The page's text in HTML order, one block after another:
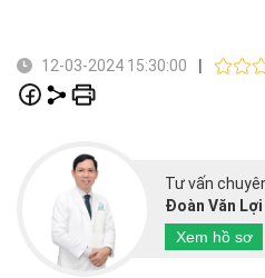
12-03-2024 15:30:00 |
Tư vấn
Đoàn Văn Lợi
Xem hồ sơ